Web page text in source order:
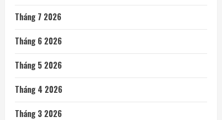
Tháng 7 2026
Tháng 6 2026
Tháng 5 2026
Tháng 4 2026
Tháng 3 2026